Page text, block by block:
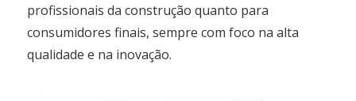
profissionais da construção quanto para
consumidores finais, sempre com foco na alta
qualidade e na inovação.